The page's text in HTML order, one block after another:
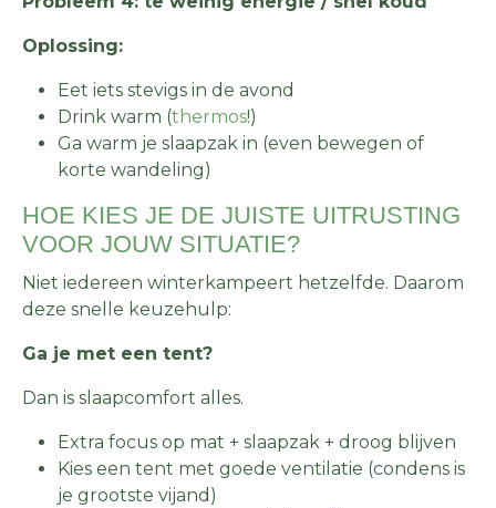
Oplossing:
Eet iets stevigs in de avond
Drink warm (thermos!)
Ga warm je slaapzak in (even bewegen of
korte wandeling)
HOE KIES JE DE JUISTE UITRUSTING
VOOR JOUW SITUATIE?
Niet iedereen winterkampeert hetzelfde. Daarom
deze snelle keuzehulp:
Ga je met een tent?
Dan is slaapcomfort alles.
Extra focus op mat + slaapzak + droog blijven
Kies een tent met goede ventilatie (condens is
je grootste vijand)